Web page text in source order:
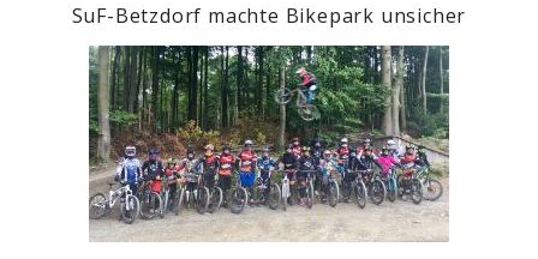
SuF-Betzdorf machte Bikepark unsicher